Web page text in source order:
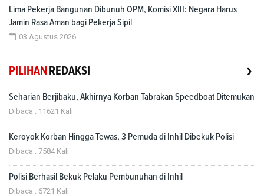
Lima Pekerja Bangunan Dibunuh OPM, Komisi XIII: Negara Harus
Jamin Rasa Aman bagi Pekerja Sipil
03 Agustus 2026
PILIHAN REDAKSI ›
Seharian Berjibaku, Akhirnya Korban Tabrakan Speedboat Ditemukan
Dibaca : 11621 Kali
Keroyok Korban Hingga Tewas, 3 Pemuda di Inhil Dibekuk Polisi
Dibaca : 7584 Kali
Polisi Berhasil Bekuk Pelaku Pembunuhan di Inhil
Dibaca : 6721 Kali